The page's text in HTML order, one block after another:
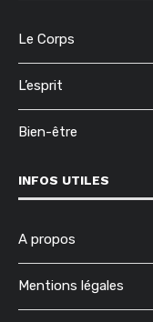
Le Corps
L’esprit
Bien-être
INFOS UTILES
A propos
Mentions légales